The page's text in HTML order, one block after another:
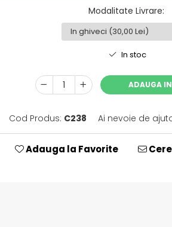
Modalitate Livrare:
In stoc
ADAUGA
Cod Produs: C238 Ai nevoie de
Adauga la Favorite